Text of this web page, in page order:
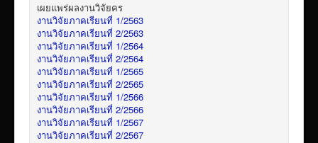
เผยแพร่ผลงานวิจัยคร
งานวิจัยภาคเรียนที่ 1/2563
งานวิจัยภาคเรียนที่ 2/2563
งานวิจัยภาคเรียนที่ 1/2564
งานวิจัยภาคเรียนที่ 2/2564
งานวิจัยภาคเรียนที่ 1/2565
งานวิจัยภาคเรียนที่ 2/2565
งานวิจัยภาคเรียนที่ 1/2566
งานวิจัยภาคเรียนที่ 2/2566
งานวิจัยภาคเรียนที่ 1/2567
งานวิจัยภาคเรียนที่ 2/2567